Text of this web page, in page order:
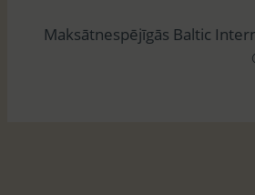
ē
Maksātnespējīgās Baltic